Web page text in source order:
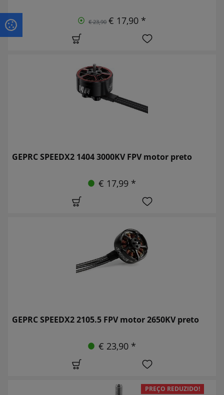
€ 23,90 € 17,90 *
GEPRC SPEEDX2 1404 3000KV FPV motor preto
€ 17,99 *
GEPRC SPEEDX2 2105.5 FPV motor 2650KV preto
€ 23,90 *
PREÇO REDUZIDO!